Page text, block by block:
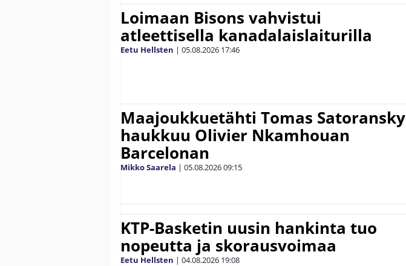
Loimaan Bisons vahvistui
atleettisella kanadalaislaiturilla
Eetu Hellsten | 05.08.2026 17:46
Maajoukkuetähti Tomas Satoransky
haukkuu Olivier Nkamhouan
Barcelonan
Mikko Saarela | 05.08.202609:15
KTP-Basketin uusin hankinta tuo
nopeutta ja skorausvoimaa
Eetu Hellsten | 04.08.2026 19:08